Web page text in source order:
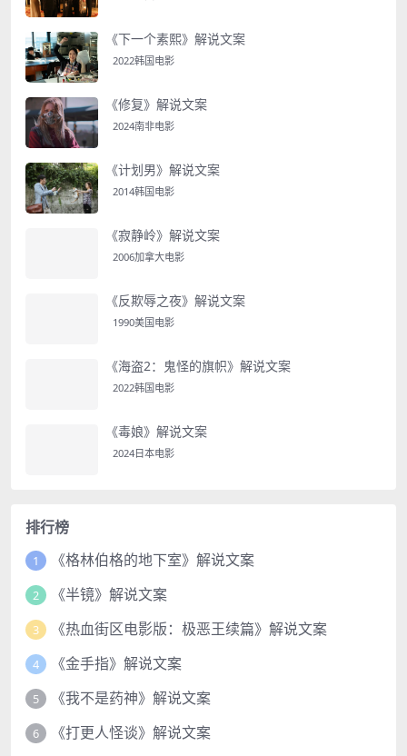
《下一个素熙》解说文案
2022韩国电影
《修复》解说文案
2024南非电影
《计划男》解说文案
2014韩国电影
《寂静岭》解说文案
2006加拿大电影
《反欺辱之夜》解说文案
1990美国电影
《海盗2：鬼怪的旗帜》解说文案
2022韩国电影
《毒娘》解说文案
2024日本电影
排行榜
1 《格林伯格的地下室》解说文案
2 《半镜》解说文案
3 《热血街区电影版：极恶王续篇》解说文案
4 《金手指》解说文案
5 《我不是药神》解说文案
6 《打更人怪谈》解说文案